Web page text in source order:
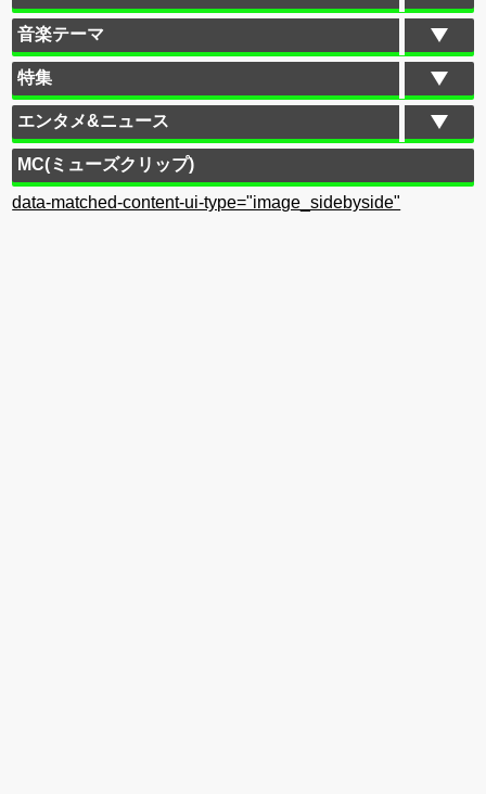
音楽テーマ
特集
エンタメ&ニュース
MC(ミューズクリップ)
data-matched-content-ui-type="image_sidebyside"